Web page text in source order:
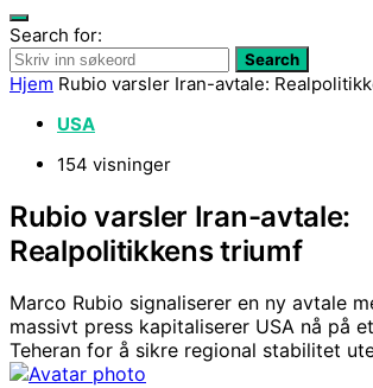
Search for:
Search
Hjem Rubio varsler Iran-avtale:
USA
154 visninger
Rubio varsler Iran-avtale:
Realpolitikkens triumf
Marco Rubio signaliserer en ny avtale
massivt press kapitaliserer USA nå på
Teheran for å sikre regional stabilitet